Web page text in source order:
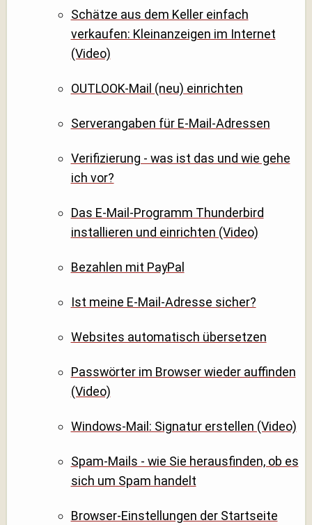
Schätze aus dem Keller einfach
verkaufen: Kleinanzeigen im Internet
(Video)
OUTLOOK-Mail (neu) einrichten
Serverangaben für E-Mail-Adressen
Verifizierung - was ist das und wie gehe
ich vor?
Das E-Mail-Programm Thunderbird
installieren und einrichten (Video)
Bezahlen mit PayPal
Ist meine E-Mail-Adresse sicher?
Websites automatisch übersetzen
Passwörter im Browser wieder auffinden
(Video)
Windows-Mail: Signatur erstellen (Video)
Spam-Mails - wie Sie herausfinden, ob es
sich um Spam handelt
Browser-Einstellungen der Startseite